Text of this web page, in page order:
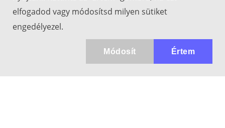
elfogadod vagy módosítsd milyen sütiket
engedélyezel.
Értem
Módosít